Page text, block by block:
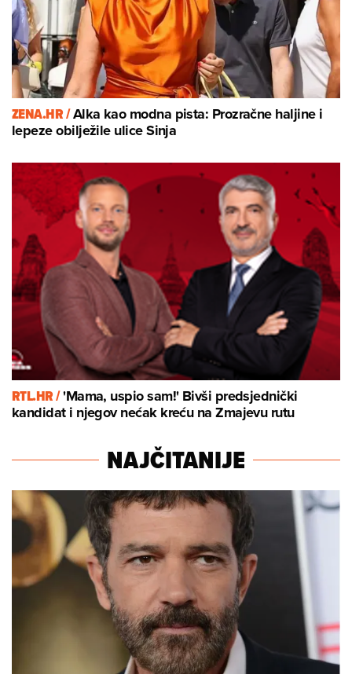
ZENA.HR /Alka kao modna pista: Prozračne haljine i
lepeze obilježile ulice Sinja
RTL.HR /'Mama, uspio sam!' Bivši predsjednički
kandidat i njegov nećak kreću na Zmajevu rutu
NAJČITANIJE